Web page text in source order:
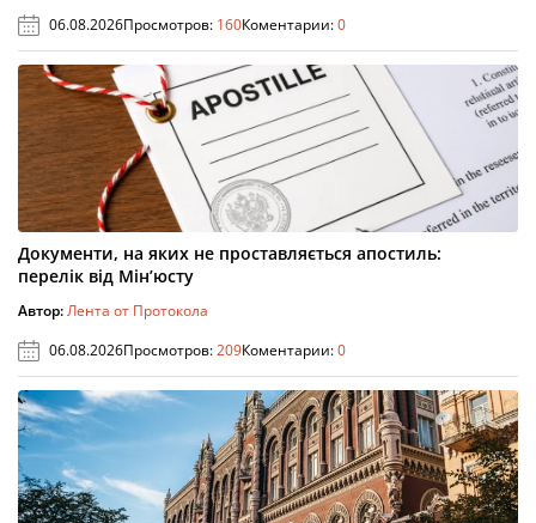
06.08.2026Просмотров: 160Коментарии:0
Документи, на яких не проставляється апостиль:
перелік від Мін’юсту
Автор:Лента от Протокола
06.08.2026Просмотров:209Коментарии:0